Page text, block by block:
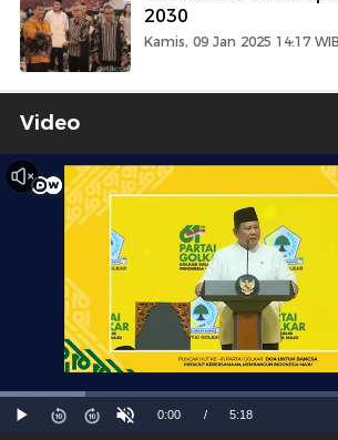
2030
Kamis, 09 Jan 2025 14:17 WIB
Video